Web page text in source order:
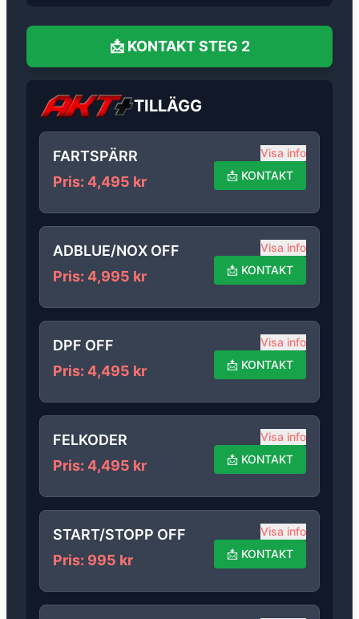
📩 KONTAKT STEG 2
TILLÄGG
FARTSPÄRR
Pris: 4,495 kr
Visa info
📩 KONTAKT
ADBLUE/NOX OFF
Pris: 4,995 kr
Visa info
📩 KONTAKT
DPF OFF
Pris: 4,495 kr
Visa info
📩 KONTAKT
FELKODER
Pris: 4,495 kr
Visa info
📩 KONTAKT
START/STOPP OFF
Pris: 995 kr
Visa info
📩 KONTAKT